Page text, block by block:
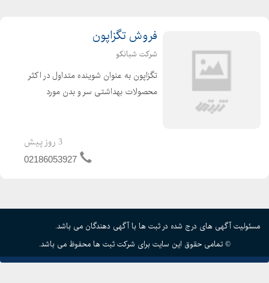
فروش تگزاپون
شرکت شبانکو
تگزاپون به عنوان شوینده متداول در اکثر
محصولات بهداشتی سر و بدن مورد
غلیظ نمی باشد. مجموعه شبانکو تمام
تلاش خود را برای ارائه...
3 روز پیش
02186053927
مسئولیت آگهی های درج شده در ثبت ها با آگهی دهندگان می باشد.
© تمامی حقوق این سایت برای شرکت ثبت ها محفوظ می باشد.